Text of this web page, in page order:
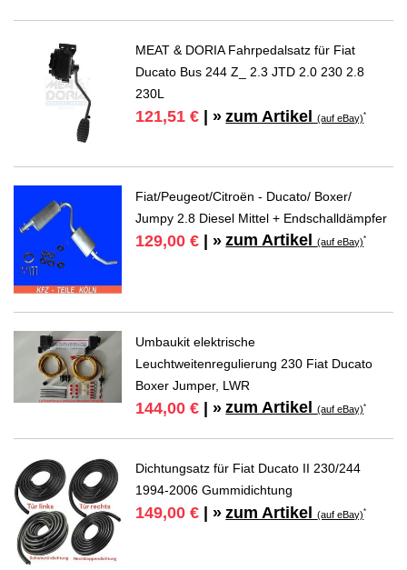
MEAT & DORIA Fahrpedalsatz für Fiat
Ducato Bus 244 Z_ 2.3 JTD 2.0 230 2.8
230L
121,51 € | » zum Artikel(auf eBay)*
Fiat/Peugeot/Citroën - Ducato/ Boxer/
Jumpy 2.8 Diesel Mittel + Endschalldämpfer
129,00 € | » zum Artikel(auf eBay)*
Umbaukit elektrische
Leuchtweitenregulierung 230 Fiat Ducato
Boxer Jumper, LWR
144,00 € | » zum Artikel(auf eBay)*
Dichtungsatz für Fiat Ducato II 230/244
1994-2006 Gummidichtung
149,00 € | » zum Artikel(auf eBay)*